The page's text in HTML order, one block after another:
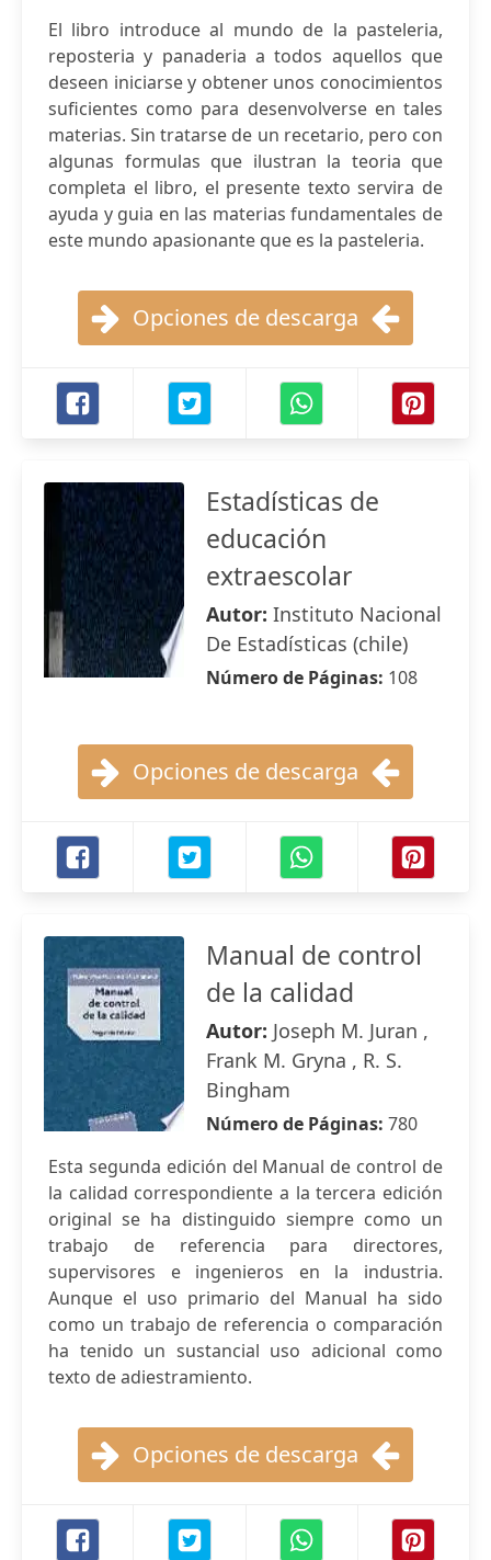
El libro introduce al mundo de la pasteleria,
reposteria y panaderia a todos aquellos que
deseen iniciarse y obtener unos conocimientos
suficientes como para desenvolverse en tales
materias. Sin tratarse de un recetario, pero con
algunas formulas que ilustran la teoria que
completa el libro, el presente texto servira de
ayuda y guia en las materias fundamentales de
este mundo apasionante que es la pasteleria.
Opciones de descarga
Estadísticas de
educación
extraescolar
Autor: Instituto Nacional
De Estadísticas (chile)
Número de Páginas: 108
Opciones de descarga
Manual de control
de la calidad
Autor: Joseph M. Juran ,
Frank M. Gryna , R. S.
Bingham
Número de Páginas: 780
Esta segunda edición del Manual de control de
la calidad correspondiente a la tercera edición
original se ha distinguido siempre como un
trabajo de referencia para directores,
supervisores e ingenieros en la industria.
Aunque el uso primario del Manual ha sido
como un trabajo de referencia o comparación
ha tenido un sustancial uso adicional como
texto de adiestramiento.
Opciones de descarga